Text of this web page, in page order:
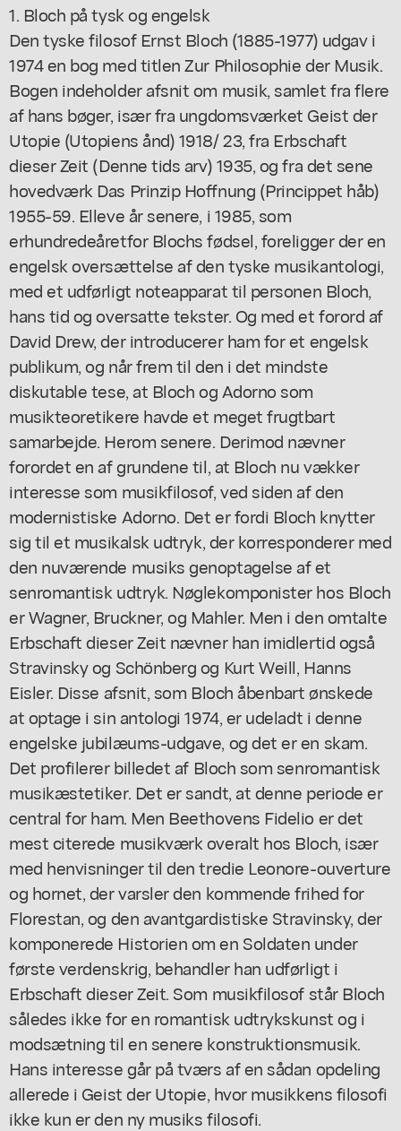
1. Bloch på tysk og engelsk
Den tyske filosof Ernst Bloch (1885-1977) udgav i
1974 en bog med titlen Zur Philosophie der Musik.
Bogen indeholder afsnit om musik, samlet fra flere
af hans bøger, især fra ungdomsværket Geist der
Utopie (Utopiens ånd) 1918/ 23, fra Erbschaft
dieser Zeit (Denne tids arv) 1935, og fra det sene
hovedværk Das Prinzip Hoffnung (Princippet håb)
1955-59. Elleve år senere, i 1985, som
erhundredeåretfor Blochs fødsel, foreligger der en
engelsk oversættelse af den tyske musikantologi,
med et udførligt noteapparat til personen Bloch,
hans tid og oversatte tekster. Og med et forord af
David Drew, der introducerer ham for et engelsk
publikum, og når frem til den i det mindste
diskutable tese, at Bloch og Adorno som
musikteoretikere havde et meget frugtbart
samarbejde. Herom senere. Derimod nævner
forordet en af grundene til, at Bloch nu vækker
interesse som musikfilosof, ved siden af den
modernistiske Adorno. Det er fordi Bloch knytter
sig til et musikalsk udtryk, der korresponderer med
den nuværende musiks genoptagelse af et
senromantisk udtryk. Nøglekomponister hos Bloch
er Wagner, Bruckner, og Mahler. Men i den omtalte
Erbschaft dieser Zeit nævner han imidlertid også
Stravinsky og Schönberg og Kurt Weill, Hanns
Eisler. Disse afsnit, som Bloch åbenbart ønskede
at optage i sin antologi 1974, er udeladt i denne
engelske jubilæums-udgave, og det er en skam.
Det profilerer billedet af Bloch som senromantisk
musikæstetiker. Det er sandt, at denne periode er
central for ham. Men Beethovens Fidelio er det
mest citerede musikværk overalt hos Bloch, især
med henvisninger til den tredie Leonore-ouverture
og hornet, der varsler den kommende frihed for
Florestan, og den avantgardistiske Stravinsky, der
komponerede Historien om en Soldaten under
første verdenskrig, behandler han udførligt i
Erbschaft dieser Zeit. Som musikfilosof står Bloch
således ikke for en romantisk udtrykskunst og i
modsætning til en senere konstruktionsmusik.
Hans interesse går på tværs af en sådan opdeling
allerede i Geist der Utopie, hvor musikkens filosofi
ikke kun er den ny musiks filosofi.